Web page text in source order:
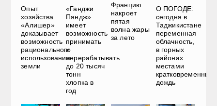
Опыт
хозяйства
«Алишер»
доказывает
возможность
рационального
использования
земли
«Ганджи
Пяндж»
имеет
возможность
принимать
и
перерабатывать
до 20 тысяч
тонн
хлопка в
год
Францию
накроет
пятая
волна жары
за лето
О ПОГОДЕ:
сегодня в
Таджикистане
переменная
облачность,
в горных
районах
местами
кратковременный
дождь